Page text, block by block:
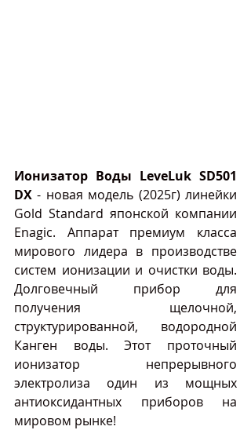
Ионизатор Воды LeveLuk SD501
DX - новая модель (2025г) линейки
Gold Standard японской компании
Enagic. Аппарат премиум класса
мирового лидера в производстве
систем ионизации и очистки воды.
Долговечный прибор для
получения щелочной,
структурированной, водородной
Канген воды. Этот проточный
ионизатор непрерывного
электролиза один из мощных
антиоксидантных приборов на
мировом рынке!